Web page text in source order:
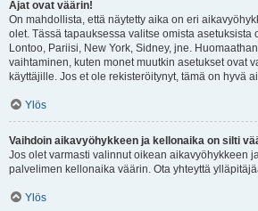
Ajat ovat väärin!
On mahdollista, että näytetty aika on eri
olet. Tässä tapauksessa valitse omista asetuksista
Lontoo, Pariisi, New York, Sidney, jne.
vaihtaminen, kuten monet muutkin asetukset ovat
käyttäjille. Jos et ole rekisteröitynyt, tämä on hyvä
Ylös
Vaihdoin aikavyöhykkeen ja kellonaika on silti
Jos olet varmasti valinnut oikean aikavyöhykkeen
palvelimen kellonaika väärin. Ota yhteyttä
Ylös